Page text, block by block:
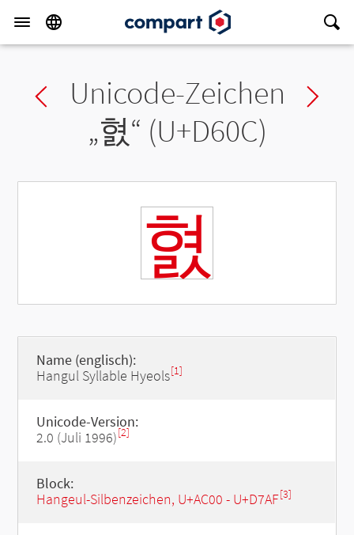
Previous char
Unicode-Zeichen
„혌“ (U+D60C)
혌
Name (englisch):
Hangul Syllable Hyeols[1]
Unicode-Version:
2.0 (Juli 1996)[2]
Block:
Hangeul-Silbenzeichen, U+AC00 - U+D7AF[3]